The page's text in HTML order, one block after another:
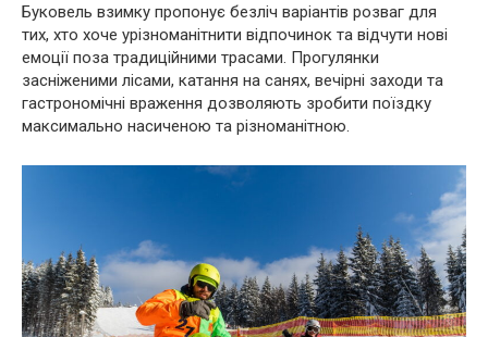
Буковель взимку пропонує безліч варіантів розваг для
тих, хто хоче урізноманітнити відпочинок та відчути нові
емоції поза традиційними трасами. Прогулянки
засніженими лісами, катання на санях, вечірні заходи та
гастрономічні враження дозволяють зробити поїздку
максимально насиченою та різноманітною.